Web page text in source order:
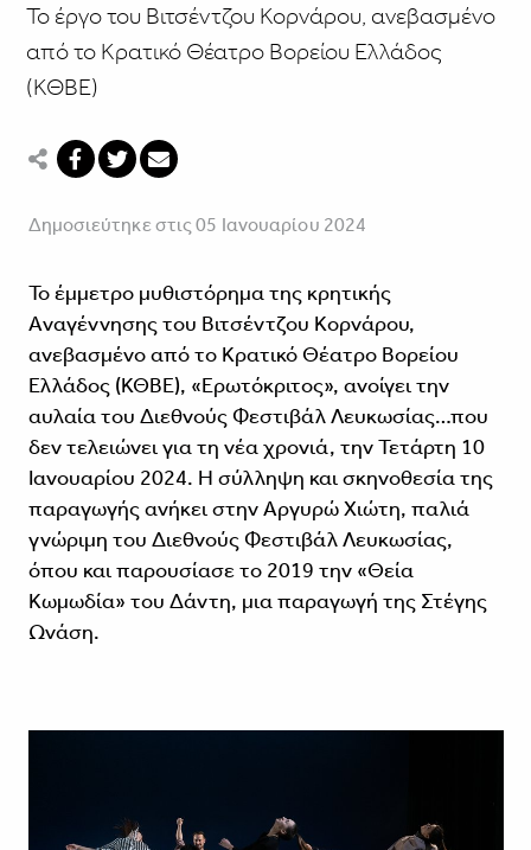
Το έργο του Βιτσέντζου Κορνάρου, ανεβασμένο
από το Κρατικό Θέατρο Βορείου Ελλάδος
(ΚΘΒΕ)
Δημοσιεύτηκε στις 05 Ιανουαρίου 2024
Το έμμετρο μυθιστόρημα της κρητικής
Aναγέννησης του Βιτσέντζου Κορνάρου,
ανεβασμένο από το Κρατικό Θέατρο Βορείου
Ελλάδος (ΚΘΒΕ), «Ερωτόκριτος», ανοίγει την
αυλαία του Διεθνούς Φεστιβάλ Λευκωσίας…που
δεν τελειώνει για τη νέα χρονιά, την Τετάρτη 10
Ιανουαρίου 2024. Η σύλληψη και σκηνοθεσία της
παραγωγής ανήκει στην Αργυρώ Χιώτη, παλιά
γνώριμη του Διεθνούς Φεστιβάλ Λευκωσίας,
όπου και παρουσίασε το 2019 την «Θεία
Κωμωδία» του Δάντη, μια παραγωγή της Στέγης
Ωνάση.